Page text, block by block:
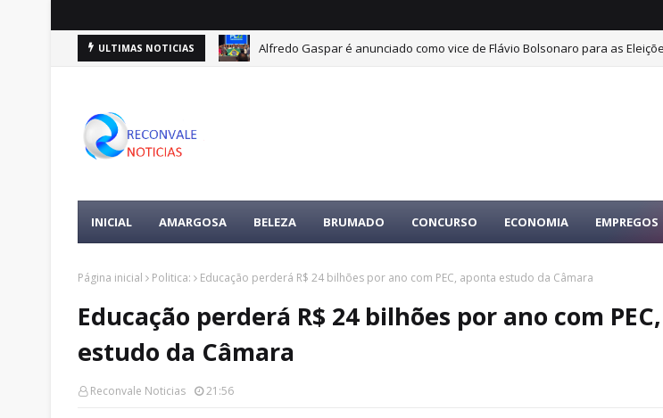
ULTIMAS NOTICIAS Alfredo Gaspar é anunciado como vice de Flávio Bolsonaro para as
INICIAL AMARGOSA BELEZA BRUMADO CONCURSO ECONOMIA EMPREGOS
Página inicial Politica: Educação perderá R$ 24 bilhões por ano com PEC, aponta estudo da Câmara
Educação perderá R$ 24 bilhões por ano com
estudo da Câmara
Reconvale Noticias 21:56